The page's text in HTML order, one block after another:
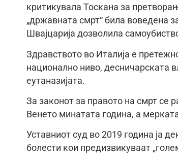
критикувала Тоскана за
„државната смрт“ била воведена
Швајцарија дозволила
Здравството во Италија е
национално ниво, десничарската
еутаназијата.
За законот за правото на смрт се
Венето минатата година, а
Уставниот суд во 2019 година ја
болести кои предизвикуваат